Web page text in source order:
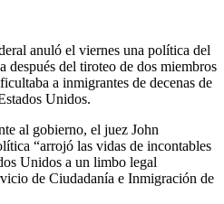
anuló el viernes una política del
después del tiroteo de dos miembros
a inmigrantes de decenas de
Unidos.
al gobierno, el juez John
“arrojó las vidas de incontables
Unidos a un limbo legal
de Ciudadanía e Inmigración de